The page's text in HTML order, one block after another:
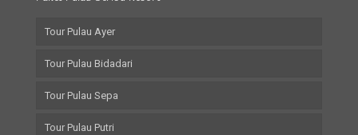
Tour Pulau Ayer
Tour Pulau Bidadari
Tour Pulau Sepa
Tour Pulau Putri